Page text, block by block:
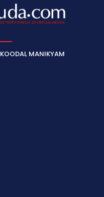
KOODAL MANIKYAM